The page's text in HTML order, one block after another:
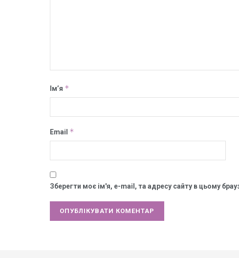
Ім’я *
Email *
Зберегти моє ім'я, e-mail, та адресу сайту в цьому